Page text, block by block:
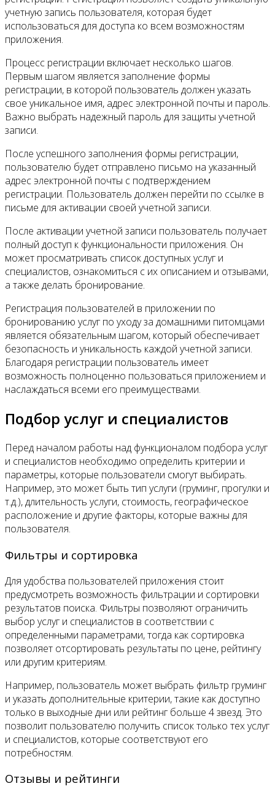
учетную запись пользователя, которая будет
использоваться для доступа ко всем возможностям
приложения.
Процесс регистрации включает несколько шагов.
Первым шагом является заполнение формы
регистрации, в которой пользователь должен указать
свое уникальное имя, адрес электронной почты и пароль.
Важно выбрать надежный пароль для защиты учетной
записи.
После успешного заполнения формы регистрации,
пользователю будет отправлено письмо на указанный
адрес электронной почты с подтверждением
регистрации. Пользователь должен перейти по ссылке в
письме для активации своей учетной записи.
После активации учетной записи пользователь получает
полный доступ к функциональности приложения. Он
может просматривать список доступных услуг и
специалистов, ознакомиться с их описанием и отзывами,
а также делать бронирование.
Регистрация пользователей в приложении по
бронированию услуг по уходу за домашними питомцами
является обязательным шагом, который обеспечивает
безопасность и уникальность каждой учетной записи.
Благодаря регистрации пользователь имеет
возможность полноценно пользоваться приложением и
наслаждаться всеми его преимуществами.
Подбор услуг и специалистов
Перед началом работы над функционалом подбора услуг
и специалистов необходимо определить критерии и
параметры, которые пользователи смогут выбирать.
Например, это может быть тип услуги (груминг, прогулки и
т.д.), длительность услуги, стоимость, географическое
расположение и другие факторы, которые важны для
пользователя.
Фильтры и сортировка
Для удобства пользователей приложения стоит
предусмотреть возможность фильтрации и сортировки
результатов поиска. Фильтры позволяют ограничить
выбор услуг и специалистов в соответствии с
определенными параметрами, тогда как сортировка
позволяет отсортировать результаты по цене, рейтингу
или другим критериям.
Например, пользователь может выбрать фильтр груминг
и указать дополнительные критерии, такие как доступно
только в выходные дни или рейтинг больше 4 звезд. Это
позволит пользователю получить список только тех услуг
и специалистов, которые соответствуют его
потребностям.
Отзывы и рейтинги